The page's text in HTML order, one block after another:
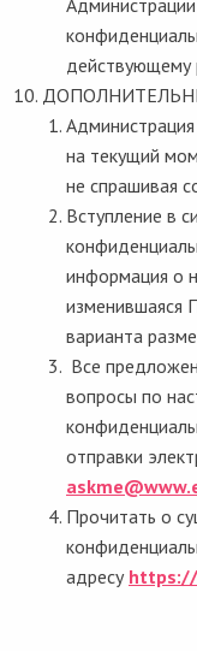
действующему
на текущий
не спрашивая
Вступление в
информация о
изменившаяся
варианта
Все
вопросы по
отправки
Прочитать о
адресу https://